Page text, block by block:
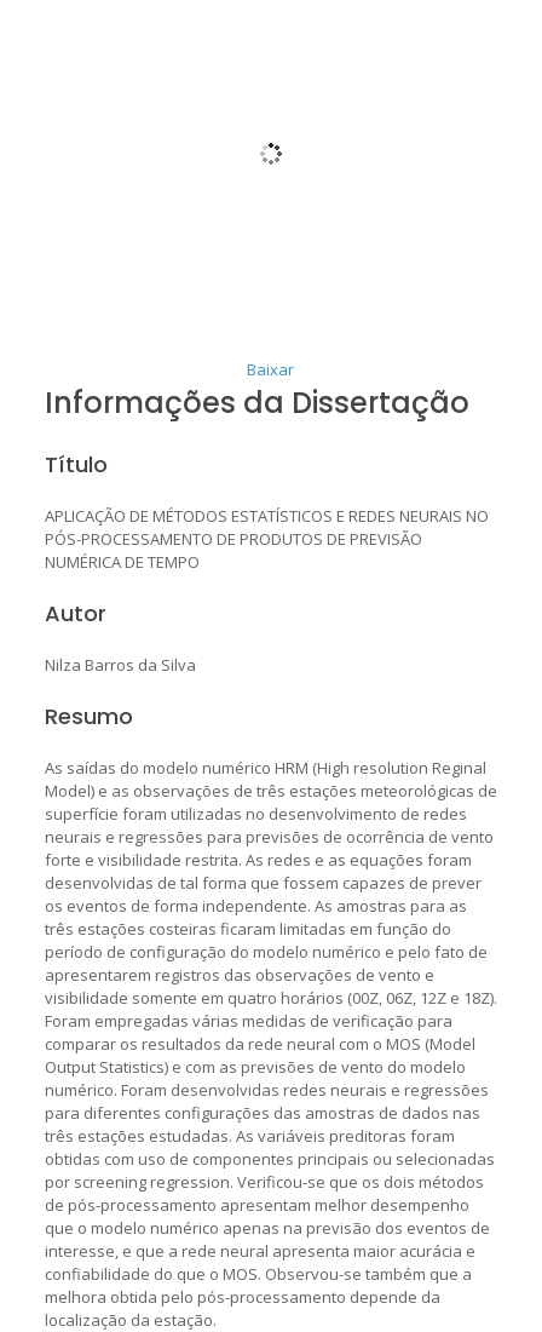
Baixar
Informações da Dissertação
Título
APLICAÇÃO DE MÉTODOS ESTATÍSTICOS E REDES NEURAIS NO
PÓS-PROCESSAMENTO DE PRODUTOS DE PREVISÃO
NUMÉRICA DE TEMPO
Autor
Nilza Barros da Silva
Resumo
As saídas do modelo numérico HRM (High resolution Reginal
Model) e as observações de três estações meteorológicas de
superfície foram utilizadas no desenvolvimento de redes
neurais e regressões para previsões de ocorrência de vento
forte e visibilidade restrita. As redes e as equações foram
desenvolvidas de tal forma que fossem capazes de prever
os eventos de forma independente. As amostras para as
três estações costeiras ficaram limitadas em função do
período de configuração do modelo numérico e pelo fato de
apresentarem registros das observações de vento e
visibilidade somente em quatro horários (00Z, 06Z, 12Z e 18Z).
Foram empregadas várias medidas de verificação para
comparar os resultados da rede neural com o MOS (Model
Output Statistics) e com as previsões de vento do modelo
numérico. Foram desenvolvidas redes neurais e regressões
para diferentes configurações das amostras de dados nas
três estações estudadas. As variáveis preditoras foram
obtidas com uso de componentes principais ou selecionadas
por screening regression. Verificou-se que os dois métodos
de pós-processamento apresentam melhor desempenho
que o modelo numérico apenas na previsão dos eventos de
interesse, e que a rede neural apresenta maior acurácia e
confiabilidade do que o MOS. Observou-se também que a
melhora obtida pelo pós-processamento depende da
localização da estação.